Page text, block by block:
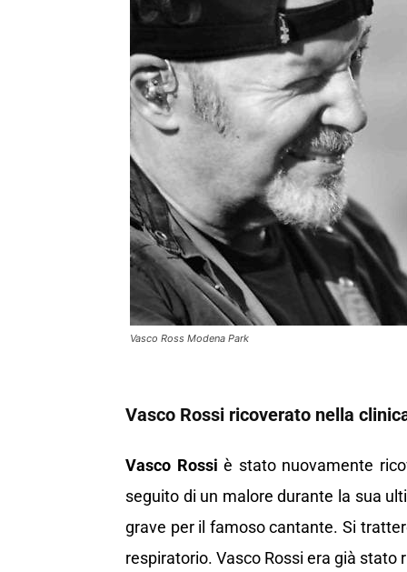
Vasco Ross Modena Park
Vasco Rossi ricoverato nella
Vasco Rossi è stato nuovamente
seguito di un malore durante la sua
grave per il famoso cantante. Si
respiratorio. Vasco Rossi era già stato